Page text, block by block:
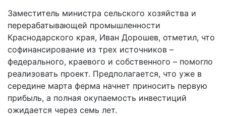
Заместитель министра сельского хозяйства и
перерабатывающей промышленности
Краснодарского края, Иван Дорошев, отметил, что
софинансирование из трех источников –
федерального, краевого и собственного – помогло
реализовать проект. Предполагается, что уже в
середине марта ферма начнет приносить первую
прибыль, а полная окупаемость инвестиций
ожидается через семь лет.